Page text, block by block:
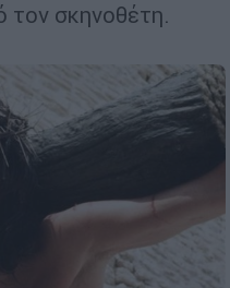
τον σκηνοθέτη.